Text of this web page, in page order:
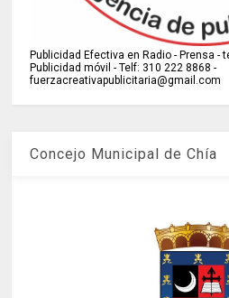
Publicidad Efectiva en Radio - Prensa -
Publicidad móvil - Telf: 310 222 8868 -
fuerzacreativapublicitaria@gmail.com
Concejo Municipal de Chía